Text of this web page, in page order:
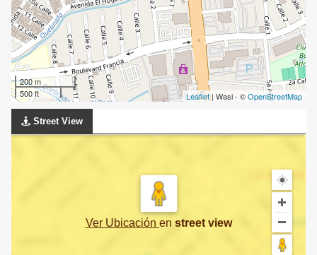
200 m
500 ft
Leaflet| Wasi - ©OpenStreetMap
Street View
Ver Ubicación en street view